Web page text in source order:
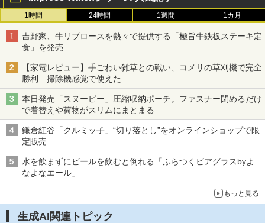
1時間 24時間 1週間 1カ月
吉野家、牛リブロースを熱々で提供する「極旨牛鉄板ステーキ定
食」を発売
【家電レビュー】手ごわい雑草との戦い、コメリの草刈機で完全
勝利 掃除機感覚で使えた
本日発売「スヌーピー」圧縮収納ポーチ。ファスナー閉めるだけ
で着替えや荷物がスリムにまとまる
鎌倉紅谷「クルミッ子」“切り落とし”をオンラインショップで限
定販売
水を飲まずにビールを飲むと倒れる「ふらつくビアグラスbyよ
なよなエール」
もっと見る
生成AI関連トピック